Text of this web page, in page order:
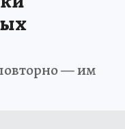
— им